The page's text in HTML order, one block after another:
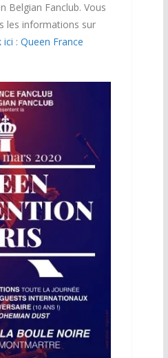
Belgian Fanclub. Vous
les informations sur
ici : Queen France